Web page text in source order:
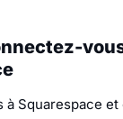
Squarespace et